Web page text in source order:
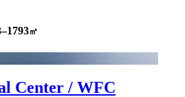
㎡
Center / WFC